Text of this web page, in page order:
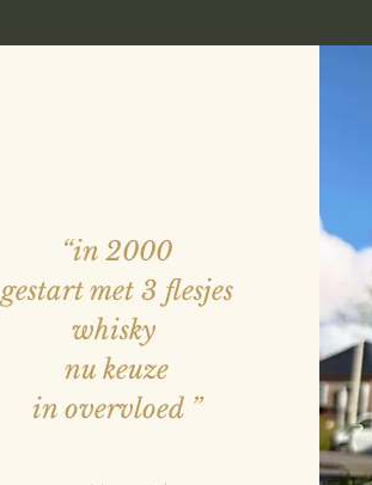
“in 2000
gestart met 3 flesjes
whisky
nu keuze
in overvloed ”